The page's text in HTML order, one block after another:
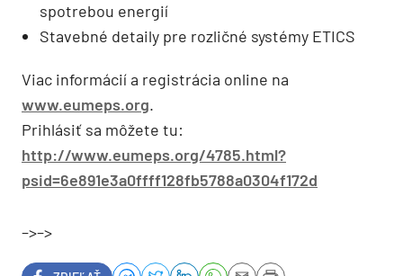
spotrebou energií
Stavebné detaily pre rozličné systémy ETICS
Viac informácií a registrácia online na
www.eumeps.org.
Prihlásiť sa môžete tu:
http://www.eumeps.org/4785.html?
psid=6e891e3a0ffff128fb5788a0304f172d
–>–>